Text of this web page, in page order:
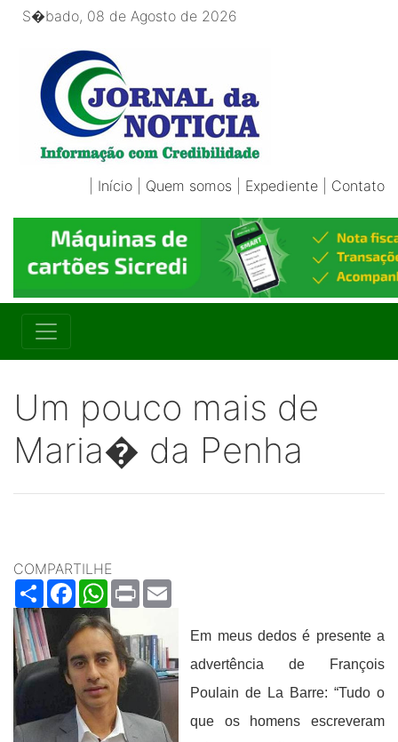
S�bado, 08 de Agosto de 2026
Início Quem somos Expediente Contato
Um pouco mais de
Maria� da Penha
COMPARTILHE
ShareFacebookWhatsApp
Print
Em meus dedos é presente a
advertência de François
Poulain de La Barre: “Tudo o
que os homens escreveram